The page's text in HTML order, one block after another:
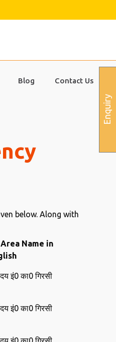
Blog Contact Us
below. Along with
Area Name in
इं0 का0 गि‍रसी
इं0 का0 गि‍रसी
Enquiry